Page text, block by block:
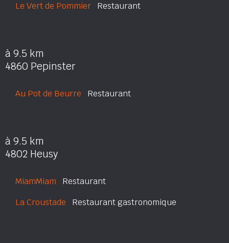
Le Vert de Pommier Restaurant
à 9.5 km
4860 Pepinster
Au Pot de Beurre Restaurant
à 9.5 km
4802 Heusy
MiamMiam Restaurant
La Croustade Restaurant gastronomique